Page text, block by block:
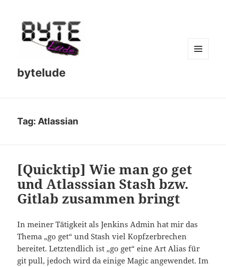
bytelude
Tag:Atlassian
[Quicktip] Wie man go get
und Atlasssian Stash bzw.
Gitlab zusammen bringt
In meiner Tätigkeit als Jenkins Admin hat mir das
Thema „go get“ und Stash viel Kopfzerbrechen
bereitet. Letztendlich ist „go get“ eine Art Alias für
git pull, jedoch wird da einige Magic angewendet. Im